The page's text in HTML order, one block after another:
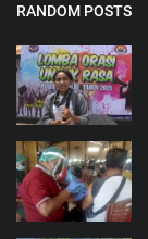
RANDOM POSTS